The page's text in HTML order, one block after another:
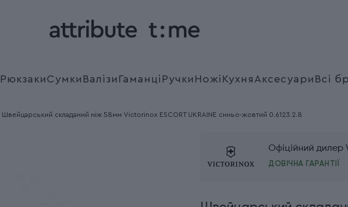
Рюкзаки Сумки Валізи Гаманці Ручки Ножі Кухня Аксесуари Всі
Швейцарський складаний ніж 58мм Victorinox ESCORT UKRAINE синьо-жовтий 0.6123.2.8
Офіційний дилер
ДОВІЧНА ГАРАНТІЇ